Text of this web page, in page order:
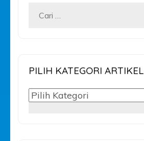
Cari
PILIH KATEGORI ARTIKEL
PILIH